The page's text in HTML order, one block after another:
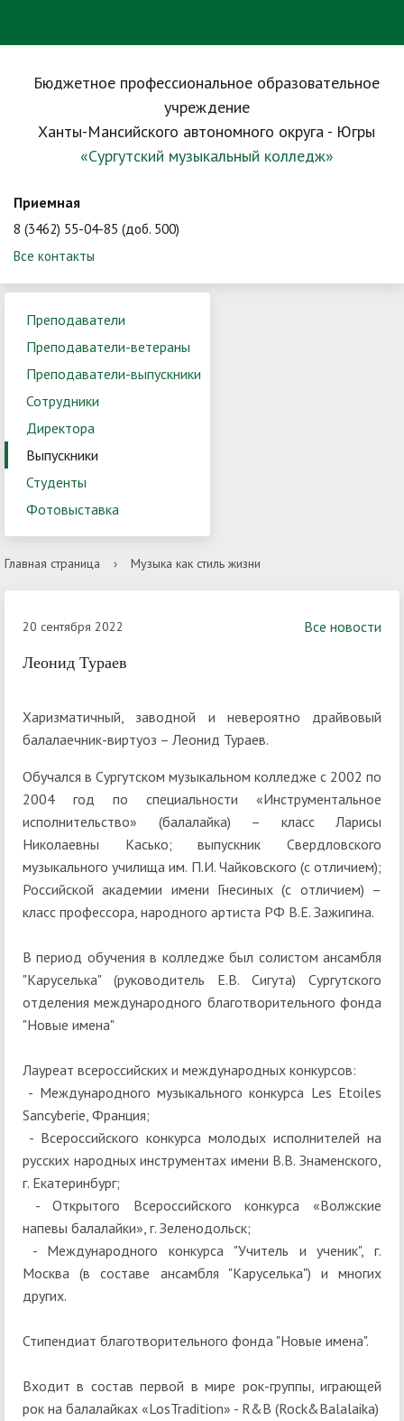
Бюджетное профессиональное образовательное
учреждение
Ханты-Мансийского автономного округа - Югры
«Сургутский музыкальный колледж»
Приемная
8 (3462) 55-04-85 (доб. 500)
Все контакты
Преподаватели
Преподаватели-ветераны
Преподаватели-выпускники
Сотрудники
Директора
Выпускники
Студенты
Фотовыставка
Главная страница › Музыка как стиль жизни
20 сентября 2022
Все новости
Леонид Тураев
Харизматичный, заводной и невероятно драйвовый
балалаечник-виртуоз – Леонид Тураев.
Обучался в Сургутском музыкальном колледже с 2002 по
2004 год по специальности «Инструментальное
исполнительство» (балалайка) – класс Ларисы
Николаевны Касько; выпускник Свердловского
музыкального училища им. П.И. Чайковского (с отличием);
Российской академии имени Гнесиных (с отличием) –
класс профессора, народного артиста РФ В.Е. Зажигина.
В период обучения в колледже был солистом ансамбля
"Каруселька" (руководитель Е.В. Сигута) Сургутского
отделения международного благотворительного фонда
"Новые имена"
Лауреат всероссийских и международных конкурсов:
- Международного музыкального конкурса Les Etoiles
Sancyberie, Франция;
- Всероссийского конкурса молодых исполнителей на
русских народных инструментах имени В.В. Знаменского,
г. Екатеринбург;
- Открытого Всероссийского конкурса «Волжские
напевы балалайки», г. Зеленодольск;
- Международного конкурса "Учитель и ученик", г.
Москва (в составе ансамбля "Каруселька") и многих
других.
Стипендиат благотворительного фонда "Новые имена".
Входит в состав первой в мире рок-группы, играющей
рок на балалайках «LosTradition» - R&B (Rock&Balalaika)